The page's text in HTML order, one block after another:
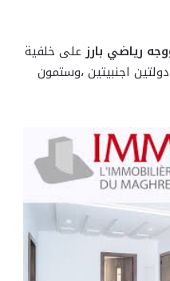
على خلفية
اجنبيتين ،وستمون